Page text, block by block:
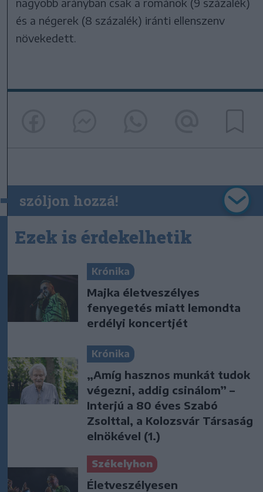
nagyobb arányban csak a románok (9 százalék)
és a négerek (8 százalék) iránti ellenszenv
növekedett.
szóljon hozzá!
Ezek is érdekelhetik
Krónika
Majka életveszélyes
fenyegetés miatt lemondta
erdélyi koncertjét
Krónika
„Amíg hasznos munkát tudok
végezni, addig csinálom” –
Interjú a 80 éves Szabó
Zsolttal, a Kolozsvár Társaság
elnökével (1.)
Székelyhon
Életveszélyesen